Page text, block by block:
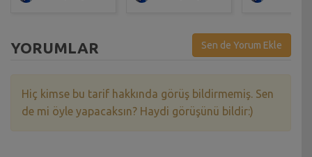
YORUMLAR Sen de Yorum Ekle
Hiç kimse bu tarif hakkında görüş bildirmemiş. Sen
de mi öyle yapacaksın? Haydi görüşünü bildir:)